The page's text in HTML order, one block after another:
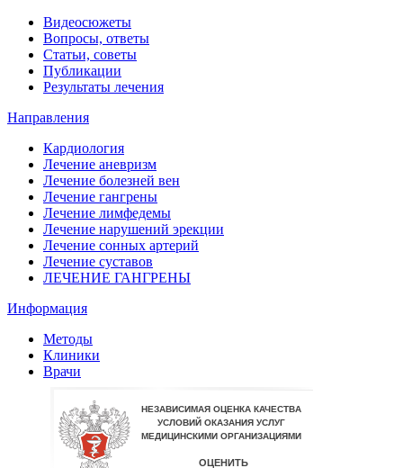
Видеосюжеты
Вопросы, ответы
Статьи, советы
Публикации
Результаты лечения
Направления
Кардиология
Лечение аневризм
Лечение болезней вен
Лечение гангрены
Лечение лимфедемы
Лечение нарушений эрекции
Лечение сонных артерий
Лечение суставов
ЛЕЧЕНИЕ ГАНГРЕНЫ
Информация
Методы
Клиники
Врачи